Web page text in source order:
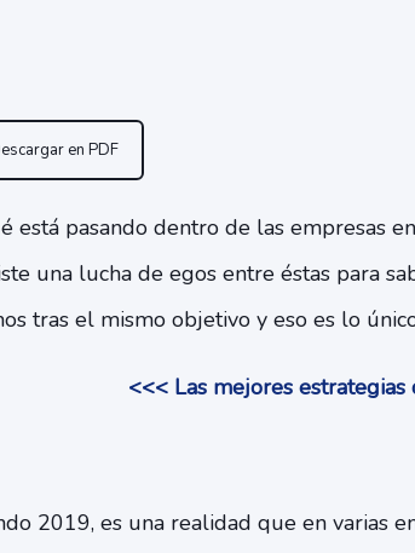
en PDF
está pasando dentro de las empresas
una lucha de egos entre éstas para
tras el mismo objetivo y eso es lo
<<< Las mejores
2019, es una realidad que en varias